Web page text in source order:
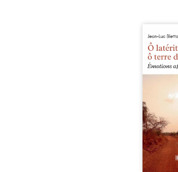
Ô latérite,
est un
authentique
brutes
souvenirs
Zagtouli
marquants
Biokou –